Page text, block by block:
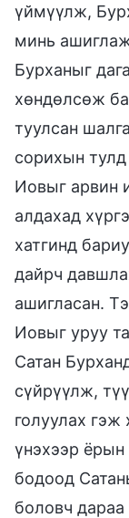
үймүүлж,
минь
Бурханыг
хөндөлсөж
туулсан
сорихын
Иовыг арвин
алдахад
хатгинд
дайрч
ашигласан.
Иовыг уруу
Сатан
сүйрүүлж,
голуулах гэж
үнэхээр
бодоод
боловч